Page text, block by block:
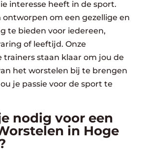
interesse heeft in de sport.
ontworpen om een gezellige en
te bieden voor iedereen,
of leeftijd. Onze
trainers staan klaar om jou de
het worstelen bij te brengen
je passie voor de sport te
nodig voor een
in Hoge